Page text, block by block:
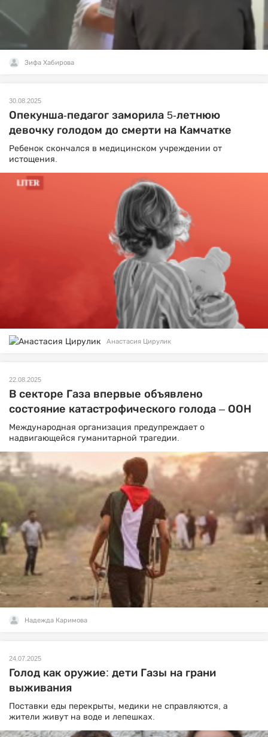
Зифа Хабирова
30.08.2025
Опекунша-педагог заморила 5-летнюю
девочку голодом до смерти на Камчатке
Ребенок скончался в медицинском учреждении от
истощения.
Анастасия Цирулик
22.08.2025
В секторе Газа впервые объявлено
состояние катастрофического голода – ООН
Международная организация предупреждает о
надвигающейся гуманитарной трагедии.
Надежда Каримова
24.07.2025
Голод как оружие: дети Газы на грани
выживания
Поставки еды перекрыты, медики не справляются, а
жители живут на воде и лепешках.